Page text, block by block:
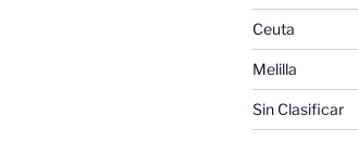
Ceuta
Melilla
Sin Clasificar